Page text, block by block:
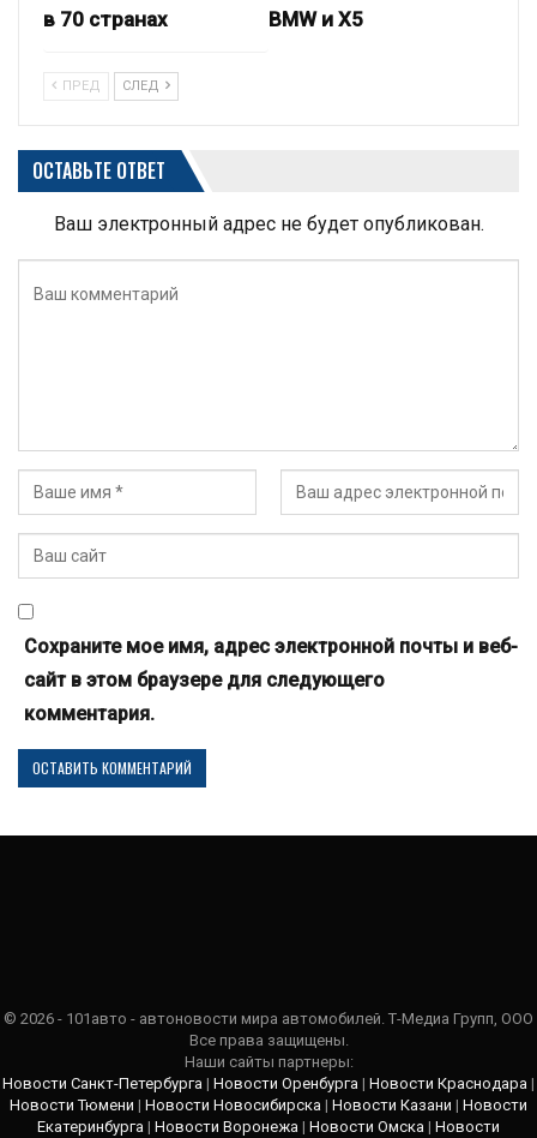
в 70 странах
BMW и X5
ПРЕД СЛЕД
ОСТАВЬТЕ ОТВЕТ
Ваш электронный адрес не будет опубликован.
Сохраните мое имя, адрес электронной почты и веб-
сайт в этом браузере для следующего
комментария.
© 2026 - 101авто - автоновости мира автомобилей. Т-Медиа Групп, ООО
Все права защищены.
Наши сайты партнеры:
Новости Санкт-Петербурга | Новости Оренбурга | Новости Краснодара |
Новости Тюмени | Новости Новосибирска | Новости Казани | Новости
Екатеринбурга | Новости Воронежа | Новости Омска | Новости